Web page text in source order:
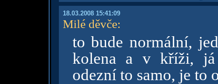
18.03.2008 15:41:09
Milé děvče:
to bude normální,
kolena a v kříži, já
odezní to samo, je to